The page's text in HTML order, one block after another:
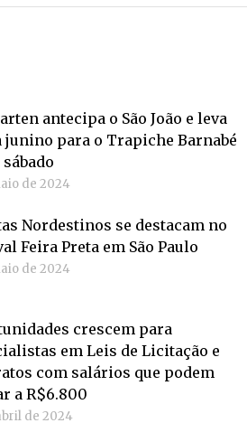
antecipa o São João e leva
junino para o Trapiche Barnabé
de 2024
Nordestinos se destacam no
Feira Preta em São Paulo
de 2024
crescem para
em Leis de Licitação e
com salários que podem
a R$6.800
de 2024